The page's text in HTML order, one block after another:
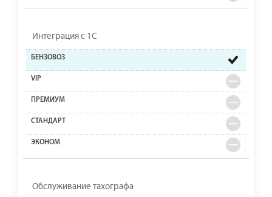
Интеграция с 1С
Обслуживание тахографа